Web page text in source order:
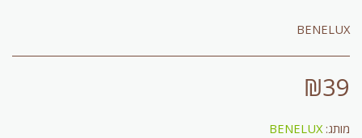
BENELUX
₪39
מותג: BENELUX